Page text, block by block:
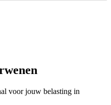
voor jouw belasting in